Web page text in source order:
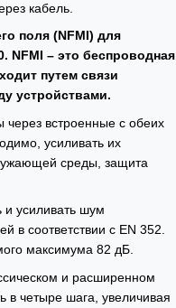
кабель.
поля (NFMI) для
NFMI – это беспроводная
путем связи
устройствами.
встроенные с обеих
усиливать их
среды, защита
и усиливать шум
в соответствии с EN 352.
максимума 82 дБ.
и расширенном
в четыре шага, увеличивая